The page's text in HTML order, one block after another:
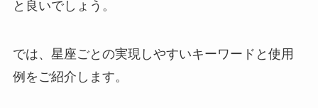
と良いでしょう。
では、星座ごとの実現しやすいキーワードと使用
例をご紹介します。